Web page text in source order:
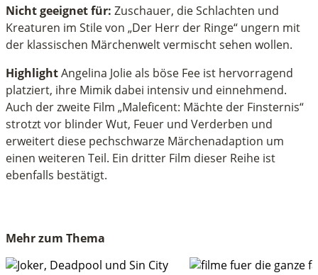
Nicht geeignet für: Zuschauer, die Schlachten und
Kreaturen im Stile von „Der Herr der Ringe“ ungern mit
der klassischen Märchenwelt vermischt sehen wollen.
HighlightAngelina Jolie als böse Fee ist hervorragend
platziert, ihre Mimik dabei intensiv und einnehmend.
Auch der zweite Film „Maleficent: Mächte der Finsternis“
strotzt vor blinder Wut, Feuer und Verderben und
erweitert diese pechschwarze Märchenadaption um
einen weiteren Teil. Ein dritter Film dieser Reihe ist
ebenfalls bestätigt.
Mehr zum Thema